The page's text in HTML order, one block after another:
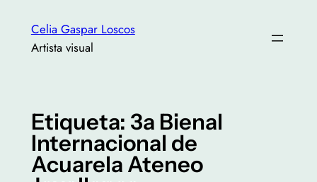
contenido
Celia Gaspar Loscos
Artista visual
Etiqueta: 3a Bienal
Internacional de
Acuarela Ateneo